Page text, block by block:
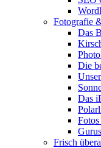
Fotografie
Das
Die
Das
Frisch